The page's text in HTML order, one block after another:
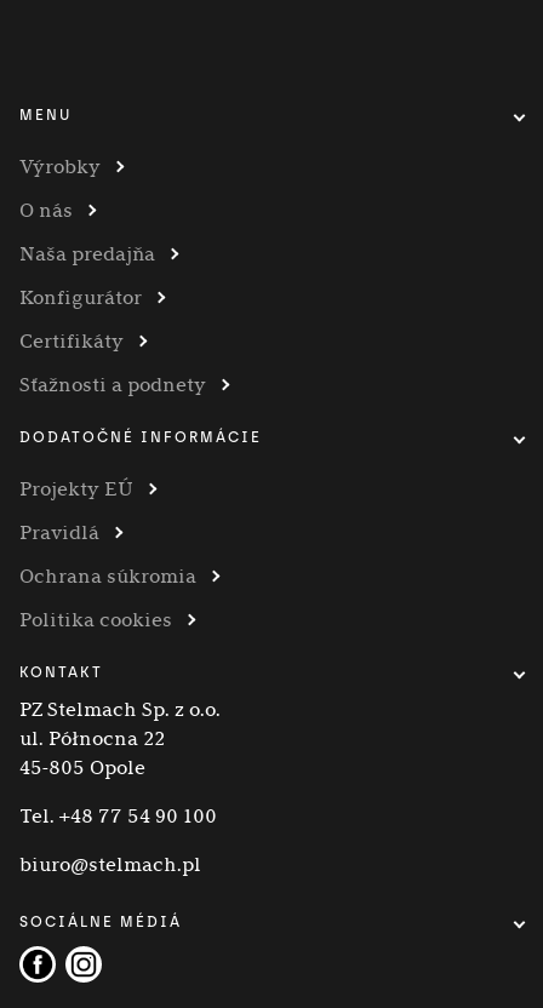
MENU
Výrobky
O nás
Naša predajňa
Konfigurátor
Certifikáty
Sťažnosti a podnety
DODATOČNÉ INFORMÁCIE
Projekty EÚ
Pravidlá
Ochrana súkromia
Politika cookies
KONTAKT
PZ Stelmach Sp. z o.o.
ul. Północna 22
45-805 Opole
Tel. +48 77 54 90 100
biuro@stelmach.pl
SOCIÁLNE MÉDIÁ